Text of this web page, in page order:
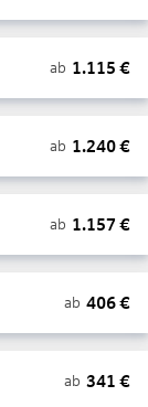
ab 1.115 €
ab 1.240€
ab 1.157 €
ab 406€
ab 341 €